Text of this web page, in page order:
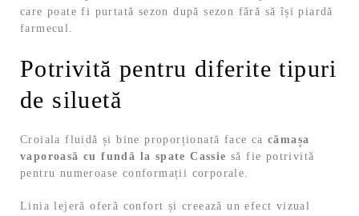
care poate fi purtată sezon după sezon fără să își piardă
farmecul.
Potrivită pentru diferite tipuri
de siluetă
Croiala fluidă și bine proporționată face cacămașa
vaporoasă cu fundă la spate Cassie să fie potrivită
pentru numeroase conformații corporale.
Linia lejeră oferă confort și creează un efect vizual